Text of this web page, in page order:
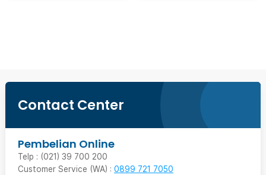
Contact Center
Pembelian Online
Telp : (021) 39 700 200
Customer Service (WA) : 0899 721 7050